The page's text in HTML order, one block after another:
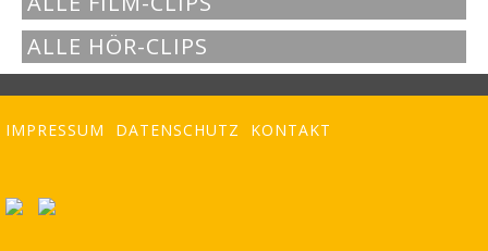
ALLE HÖR-CLIPS
IMPRESSUM DATENSCHUTZ KONTAKT